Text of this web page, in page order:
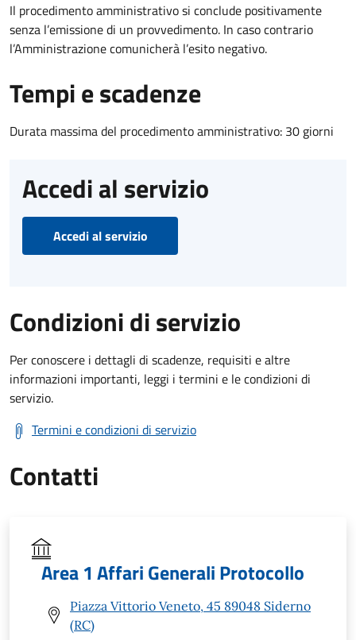
Il procedimento amministrativo si conclude positivamente
senza l’emissione di un provvedimento. In caso contrario
l’Amministrazione comunicherà l’esito negativo.
Tempi e scadenze
Durata massima del procedimento amministrativo: 30 giorni
Accedi al servizio
Accedi al servizio
Condizioni di servizio
Per conoscere i dettagli di scadenze, requisiti e altre
informazioni importanti, leggi i termini e le condizioni di
servizio.
Termini e condizioni di servizio
Contatti
Area 1 Affari Generali Protocollo
Piazza Vittorio Veneto, 45 89048 Siderno
(RC)